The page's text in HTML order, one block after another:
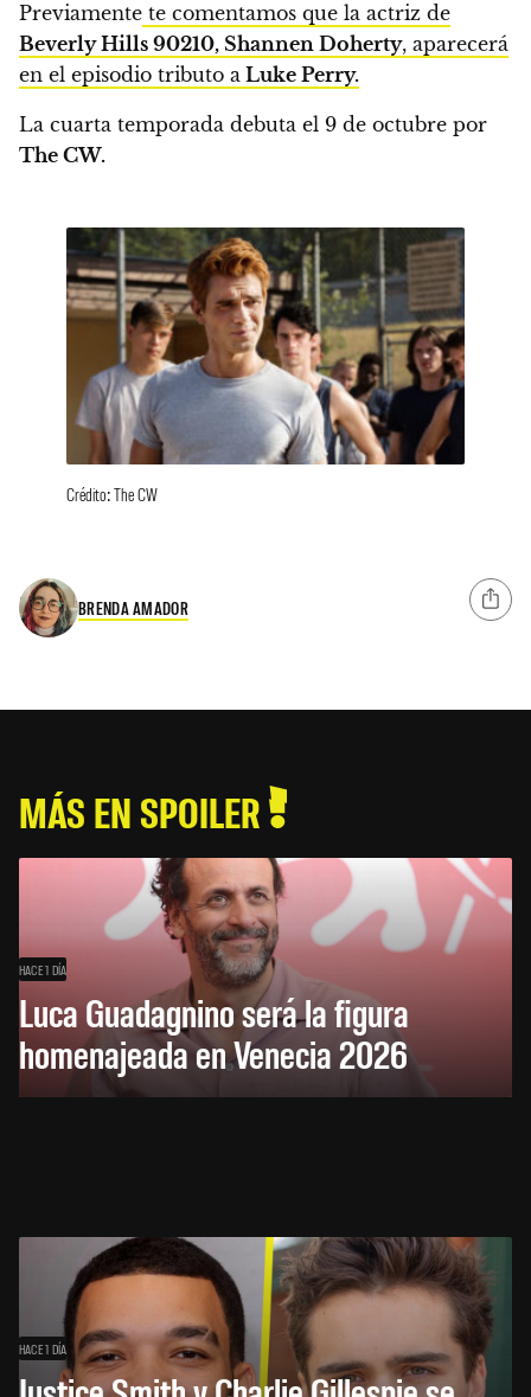
Previamente te comentamos que la actriz de
Beverly Hills 90210, Shannen Doherty, aparecerá
en el episodio tributo a Luke Perry.
La cuarta temporada debuta el 9 de octubre por
The CW.
Crédito: The CW
BRENDA AMADOR
MÁS EN SPOILER
HACE 1 DÍA
Luca Guadagnino será la figura
homenajeada en Venecia 2026
HACE 1 DÍA